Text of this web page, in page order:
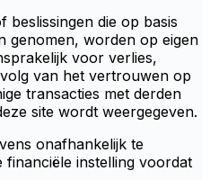
beslissingen die op basis
genomen, worden op eigen
voor verlies,
van het vertrouwen op
transacties met derden
site wordt weergegeven.
onafhankelijk te
instelling voordat